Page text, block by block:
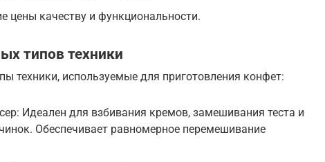
цены качеству и функциональности.
типов техники
техники, используемые для приготовления конфет:
Идеален для взбивания кремов, замешивания теста и
Обеспечивает равномерное перемешивание